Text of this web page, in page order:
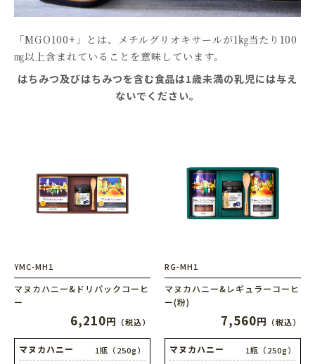
「MGO100+」とは、メチルグリオキサールが1㎏当たり100
㎎以上含まれていることを意味しています。
はちみつ及びはちみつを含む食品は1歳未満の乳児には与え
ないでください。
YMC-MH1
マヌカハニー&ドリパックコーヒ
ー
6,210円 （税込）
マヌカハニー 1瓶（250g）
RG-MH1
マヌカハニー&レギュラーコーヒ
ー(粉)
7,560円 （税込）
マヌカハニー 1瓶（250g）